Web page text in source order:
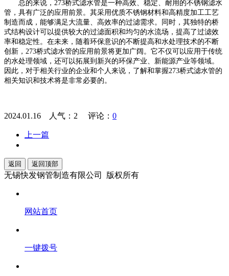
总的来说，273桥式滤水管是一种高效、稳定、耐用的不锈钢滤水
管，具有广泛的应用前景。其采用优质不锈钢材料和高精度加工工艺
制造而成，能够满足大流量、高效率的过滤需求。同时，其独特的桥
式结构设计可以提供较大的过滤面积和均匀的水流场，提高了过滤效
率和稳定性。在未来，随着环保意识的不断提高和水处理技术的不断
创新，273桥式滤水管的应用前景将更加广阔。它不仅可以应用于传统
的水处理领域，还可以拓展到新兴的环保产业、新能源产业等领域。
因此，对于相关行业的企业和个人来说，了解和掌握273桥式滤水管的
相关知识和技术将是非常必要的。
2024.01.16 人气： 2 评论： 0
上一篇
返回 返回顶部
无锡快发钢管制造有限公司 版权所有
网站首页
一键拨号